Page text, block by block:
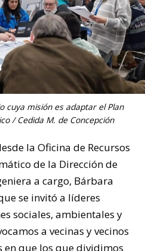
cuya misión es adaptar el Plan
/ Cedida M. de Concepción
la Oficina de Recursos
de la Dirección de
a cargo, Bárbara
se invitó a líderes
sociales, ambientales y
a vecinas y vecinos
en que los que dividimos